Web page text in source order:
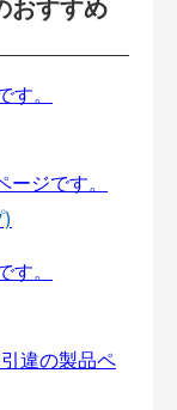
おすすめ